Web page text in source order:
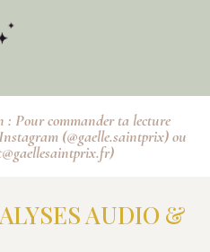
: Pour commander ta lecture
(@gaelle.saintprix) ou
AUDIO &